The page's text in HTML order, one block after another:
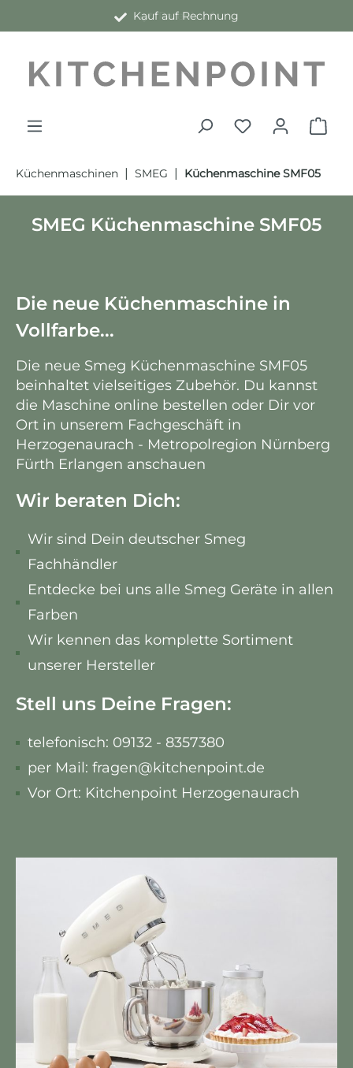
Kauf auf Rechnung
Küchenmaschinen | SMEG | Küchenmaschine SMF05
SMEG Küchenmaschine SMF05
Die neue Küchenmaschine in
Vollfarbe...
Die neue Smeg Küchenmaschine SMF05
beinhaltet vielseitiges Zubehör. Du kannst
die Maschine online bestellen oder Dir vor
Ort in unserem Fachgeschäft in
Herzogenaurach - Metropolregion Nürnberg
Fürth Erlangen anschauen
Wir beraten Dich:
Wir sind Dein deutscher Smeg
Fachhändler
Entdecke bei uns alle Smeg Geräte in allen
Farben
Wir kennen das komplette Sortiment
unserer Hersteller
Stell uns Deine Fragen:
telefonisch: 09132 - 8357380
per Mail: fragen@kitchenpoint.de
Vor Ort: Kitchenpoint Herzogenaurach